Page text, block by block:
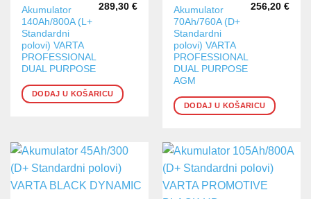
Akumulator
140Ah/800A (L+
Standardni
polovi) VARTA
PROFESSIONAL
DUAL PURPOSE
289,30 €
DODAJ U KOŠARICU
Akumulator
70Ah/760A (D+
Standardni
polovi) VARTA
PROFESSIONAL
DUAL PURPOSE
AGM
256,20 €
DODAJ U KOŠARICU